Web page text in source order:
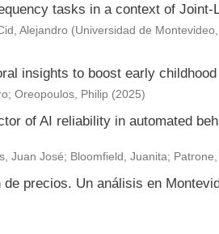
tasks in a context of Joint-
Alejandro (Universidad de
insights to boost early
; Oreopoulos, Philip (2025)
of AI reliability in automated
Juan José; Bloomfield, Juanita;
precios. Un análisis en